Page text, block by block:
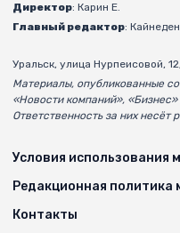
Директор: Карин Е.
Главный редактор:
Уральск, улица Нурпеисовой,
Материалы, опубликованные
«Новости компаний»,
Ответственность за них несёт
Условия использования
Редакционная
Контакты